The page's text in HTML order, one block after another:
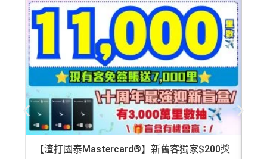
【渣打國泰Mastercard®】新舊客獨家$200獎